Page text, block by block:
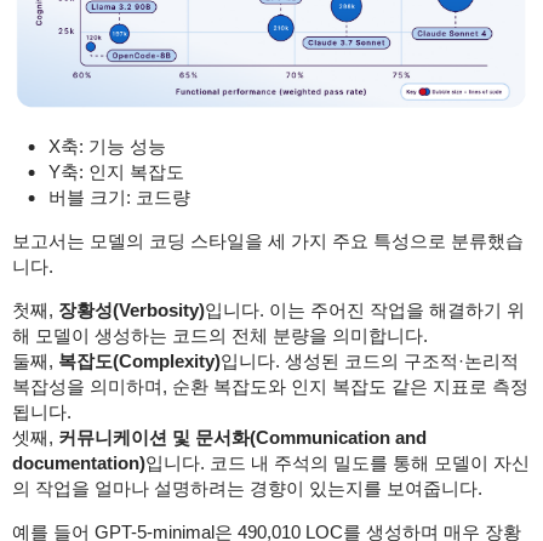
X축: 기능 성능
Y축: 인지 복잡도
버블 크기: 코드량
보고서는 모델의 코딩 스타일을 세 가지 주요 특성으로 분류했습
니다.
첫째, 장황성(Verbosity)입니다. 이는 주어진 작업을 해결하기 위
해 모델이 생성하는 코드의 전체 분량을 의미합니다.
둘째, 복잡도(Complexity)입니다. 생성된 코드의 구조적·논리적
복잡성을 의미하며, 순환 복잡도와 인지 복잡도 같은 지표로 측정
됩니다.
셋째, 커뮤니케이션 및 문서화(Communication and
documentation)입니다. 코드 내 주석의 밀도를 통해 모델이 자신
의 작업을 얼마나 설명하려는 경향이 있는지를 보여줍니다.
예를 들어 GPT-5-minimal은 490,010 LOC를 생성하며 매우 장황